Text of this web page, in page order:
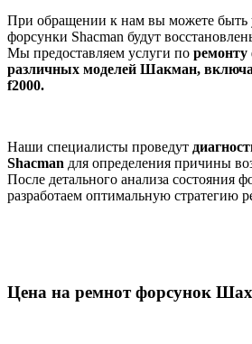
При обращении к нам вы можете быть
форсунки Shacman будут
Мы предоставляем услуги по ремонту
различных моделей Шакман,
f2000.
Наши специалисты проведут
Shacman для определения причины
После детального анализа состояния
разработаем оптимальную стратегию
Цена на ремнот форсунок